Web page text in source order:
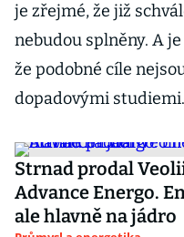
je zřejmé, že již
nebudou splněny. A
že podobné cíle
dopadovými studiemi.
Strnad prodal
Advance Energo.
ale hlavně na jádro